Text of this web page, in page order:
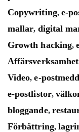
Copywriting, e-
mallar, digital
Growth hacking,
Affärsverksamhet
Video,e-
e-postlistor,
bloggande,
Förbättring,